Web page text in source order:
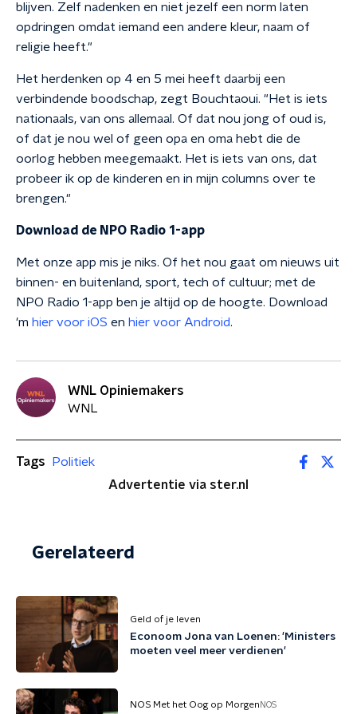
blijven. Zelf nadenken en niet jezelf een norm laten
opdringen omdat iemand een andere kleur, naam of
religie heeft."
Het herdenken op 4 en 5 mei heeft daarbij een
verbindende boodschap, zegt Bouchtaoui. "Het is iets
nationaals, van ons allemaal. Of dat nou jong of oud is,
of dat je nou wel of geen opa en oma hebt die de
oorlog hebben meegemaakt. Het is iets van ons, dat
probeer ik op de kinderen en in mijn columns over te
brengen."
Download de NPO Radio 1-app
Met onze app mis je niks. Of het nou gaat om nieuws uit
binnen- en buitenland, sport, tech of cultuur; met de
NPO Radio 1-app ben je altijd op de hoogte. Download
'm hier voor iOS en hier voor Android.
WNL Opiniemakers
WNL
Tags
Politiek
Advertentie via ster.nl
Gerelateerd
Geld of je leven
Econoom Jona van Loenen: 'Ministers
moeten veel meer verdienen'
NOS Met het Oog op Morgen NOS